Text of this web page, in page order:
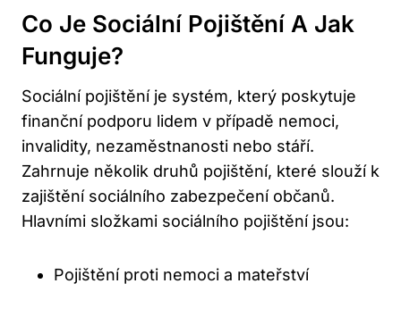
Co Je Sociální Pojištění A Jak
Funguje?
Sociální pojištění je systém, který poskytuje
finanční podporu lidem v případě nemoci,
invalidity, nezaměstnanosti nebo stáří.
Zahrnuje několik druhů pojištění, které slouží k
zajištění sociálního zabezpečení občanů.
Hlavními složkami sociálního pojištění jsou:
Pojištění proti nemoci a mateřství